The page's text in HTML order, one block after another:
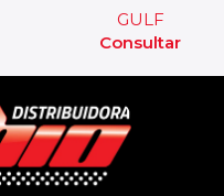
GULF
Consultar